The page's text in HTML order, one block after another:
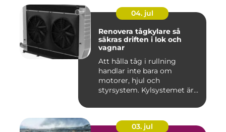
04. jul
Renovera tågkylare så
säkras driften i lok och
vagnar
Att hålla tåg i rullning
handlar inte bara om
motorer, hjul och
styrsystem. Kylsystemet är
03. jul